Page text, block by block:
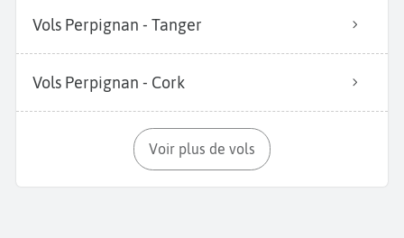
Vols Perpignan - Tanger
Vols Perpignan - Cork
Voir plus de vols